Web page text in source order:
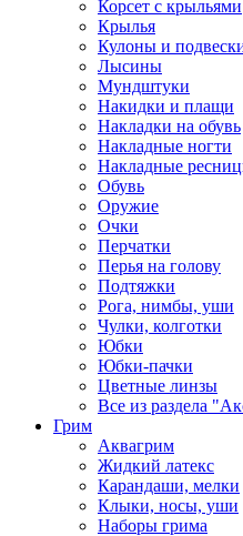
Корсет с крыльями
Крылья
Кулоны и
Лысины
Мундштуки
Накидки и плащи
Накладки на обувь
Накладные ногти
Накладные
Обувь
Оружие
Очки
Перчатки
Перья на голову
Подтяжки
Рога, нимбы, уши
Чулки, колготки
Юбки
Юбки-пачки
Цветные линзы
Все из раздела
Грим
Аквагрим
Жидкий латекс
Карандаши, мелки
Клыки, носы, уши
Наборы грима